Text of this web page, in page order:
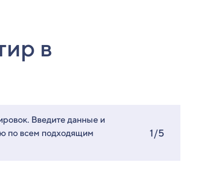
в
Введите данные и
по всем подходящим
1/5